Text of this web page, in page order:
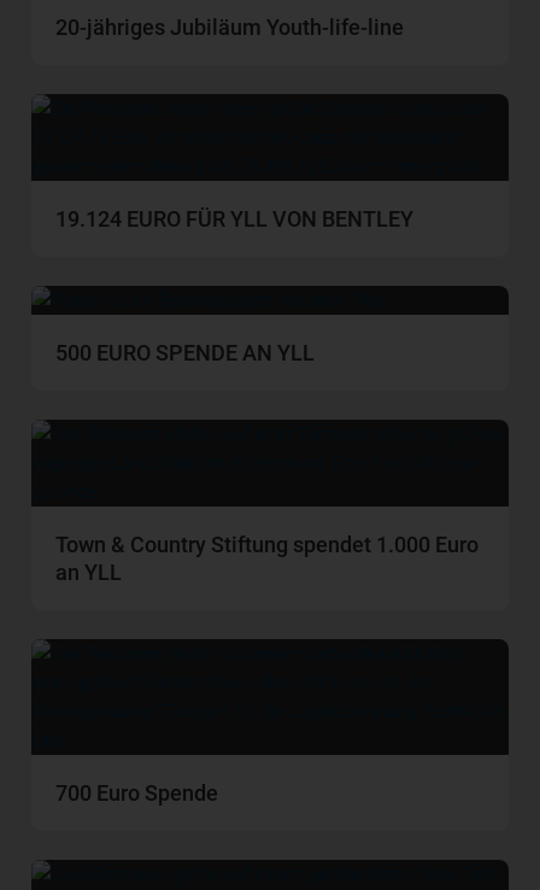
20-jähriges Jubiläum Youth-life-line
19.124 EURO FÜR YLL VON BENTLEY
500 EURO SPENDE AN YLL
Town & Country Stiftung spendet 1.000 Euro
an YLL
700 Euro Spende